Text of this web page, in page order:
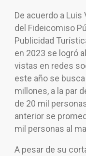
De acuerdo a
del Fideicomiso
Publicidad
en 2023 se logró
vistas en redes
este año se
millones, a la par
de 20 mil
anterior se
mil personas al
A pesar de su